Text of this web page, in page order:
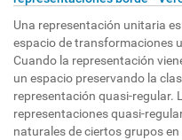
Una representación unitaria
espacio de transformaciones
Cuando la representación
un espacio preservando la
representación quasi-regular.
representaciones quasi-
naturales de ciertos grupos